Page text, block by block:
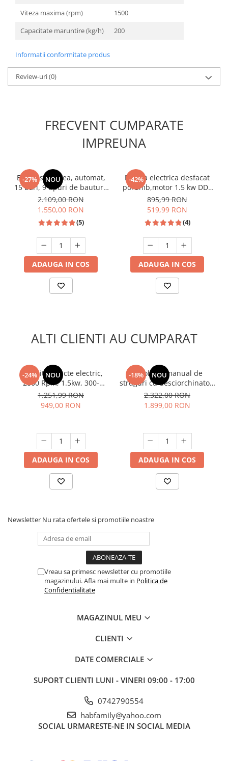
Suflante & Aspiratoare
Aspiratoare
Suflante Frunze
Unelte Gradinarit
Ventilatoare
Incubatoare oua
Viteza maxima (rpm)
1500
Capacitate maruntire (kg/h)
200
Informatii conformitate produs
Review-uri(0)
FRECVENT CUMPARATE
IMPREUNA
-27% NOU
Espressor cafea, automat,
15 bari, 9 tipuri de bauturi,
rezervor lapte, putere
1350W, SAMUS
2.109,00 RON
1.550,00 RON
(5)
ADAUGA IN COS
-42%
Batoza electrica desfacat
porumb,motor 1.5 kw DDT
Profesional,1200
kg/h,bobinaj cupru
895,99 RON
519,99 RON
(4)
ADAUGA IN COS
ALTI CLIENTI AU CUMPARAT
-24% NOU
Zdrobitor fructe electric,
2800 Rpm, 1.5kw, 300-
550kg/h, 220V, Micul
Fermier GF-0895-S001-G01
1.251,99 RON
949,00 RON
ADAUGA IN COS
-18% NOU
Zdrobitor manual de
struguri cu desciorchinator,
65L cuva, valturi din
aluminiu, Micul Fermier GF-
2187
2.322,00 RON
1.899,00 RON
ADAUGA IN COS
Newsletter Nu rata ofertele si promotiile noastre
Vreau sa primesc newsletter cu promotiile
magazinului. Afla mai multe in Politica de
Confidentialitate
MAGAZINUL MEU
CLIENTI
DATE COMERCIALE
SUPORT CLIENTI LUNI - VINERI 09:00 - 17:00
0742790554
habfamily@yahoo.com
SOCIAL URMARESTE-NE IN SOCIAL MEDIA